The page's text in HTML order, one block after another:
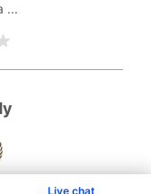
Live chat
...